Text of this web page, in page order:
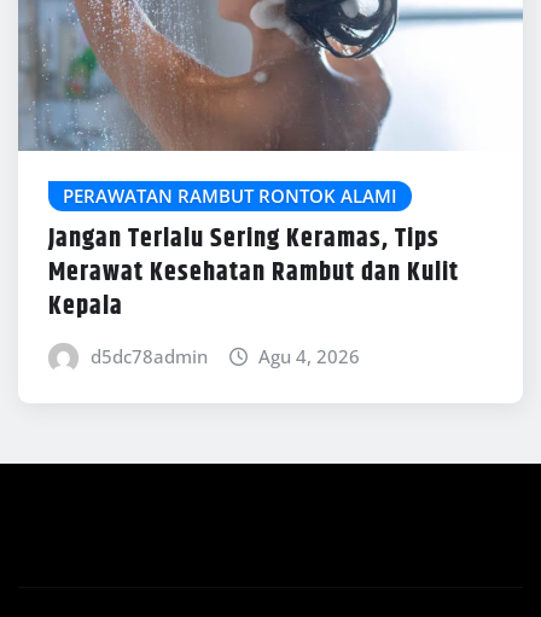
PERAWATAN RAMBUT RONTOK ALAMI
Jangan Terlalu Sering Keramas, Tips
Merawat Kesehatan Rambut dan Kulit
Kepala
d5dc78admin Agu 4, 2026